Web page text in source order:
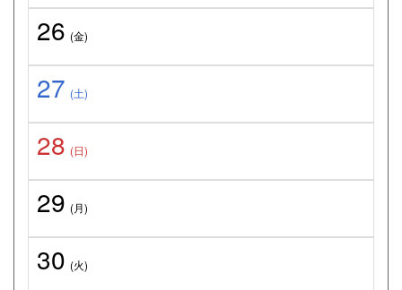
26 (金)
27 (土)
28 (日)
29 (月)
30 (火)